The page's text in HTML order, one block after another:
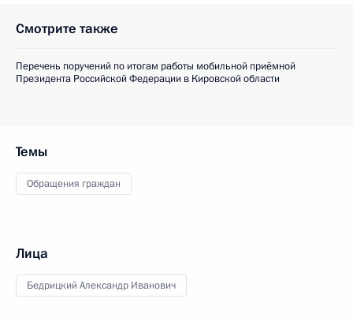
Смотрите также
Перечень поручений по итогам работы мобильной приёмной
Президента Российской Федерации в Кировской области
Темы
Обращения граждан
Лица
Бедрицкий Александр Иванович